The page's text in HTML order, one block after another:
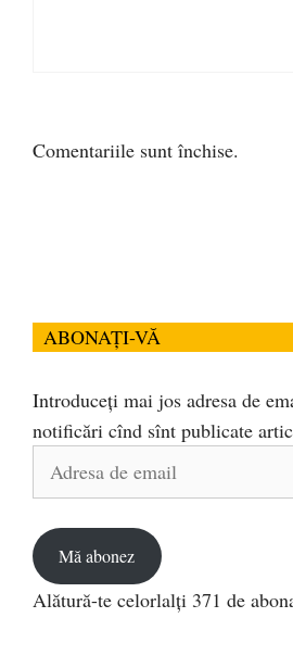
Comentariile sunt închise.
ABONAȚI-VĂ
Introduceți mai jos adresa de
notificări cînd sînt publicate
Adresa
Mă abonez
Alătură-te celorlalți 371 de